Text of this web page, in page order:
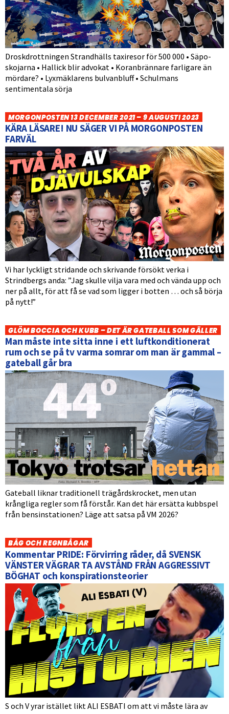
Droskdrottningen Strandhälls taxiresor för 500 000 • Säpo-
skojarna • Hallick blir advokat • Koranbrännare farligare än
mördare? • Lyxmäklarens bulvanbluff • Schulmans
sentimentala sörja
MORGONPOSTEN 13 DECEMBER 2021 – 9 AUGUSTI 2023
KÄRA LÄSARE! NU SÄGER VI PÅ MORGONPOSTEN
FARVÄL
Vi har lyckligt stridande och skrivande försökt verka i
Strindbergs anda: ”Jag skulle vilja vara med och vända upp och
ner på allt, för att få se vad som ligger i botten … och så börja
på nytt!”
GLÖM BOCCIA OCH KUBB – DET ÄR GATEBALL SOM GÄLLER
Man måste inte sitta inne i ett luftkonditionerat
rum och se på tv varma somrar om man är gammal –
gateball går bra
Gateball liknar traditionell trägårdskrocket, men utan
krångliga regler som få förstår. Kan det här ersätta kubbspel
från bensinstationen? Läge att satsa på VM 2026?
BÅG OCH REGNBÅGAR
Kommentar PRIDE: Förvirring råder, då SVENSK
VÄNSTER VÄGRAR TA AVSTÅND FRÅN AGGRESSIVT
BÖGHAT och konspirationsteorier
S och V yrar istället likt ALI ESBATI om att vi måste lära av